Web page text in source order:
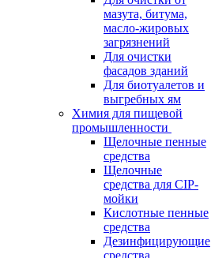
мазута, битума,
масло-жировых
загрязнений
Для очистки
фасадов зданий
Для биотуалетов и
выгребных ям
Химия для пищевой
промышленности
Щелочные пенные
средства
Щелочные
средства для CIP-
мойки
Кислотные пенные
средства
Дезинфицирующие
средства